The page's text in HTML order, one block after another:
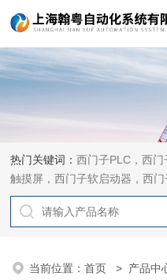
热门关键词：西门子PLC，西
触摸屏，西门子软启动器，西
头，西门子CP通讯网卡，西门
当前位置：首页 > 产品中